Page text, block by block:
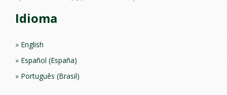
Idioma
English
Español (España)
Português (Brasil)